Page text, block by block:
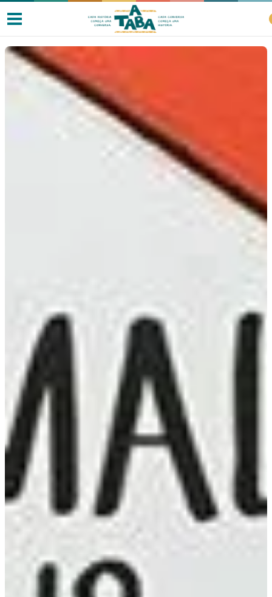
Resenhas
Na família
Colunas
Conteúdos
Colecionáveis
Cursos On line
E-Books
Eventos
Podcast